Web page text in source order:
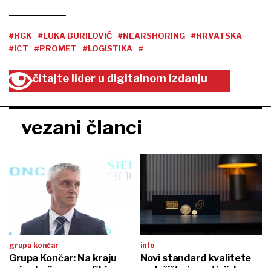
#HGK #LUKA BURILOVIĆ #NEARSHORING
#HRVATSKA
#ICT
#PROMET #LOGISTIKA #
čitajte lider u digitalnom izdanju
vezani članci
grupa končar
Grupa Končar: Na kraju
info
Novi standard kvalitete